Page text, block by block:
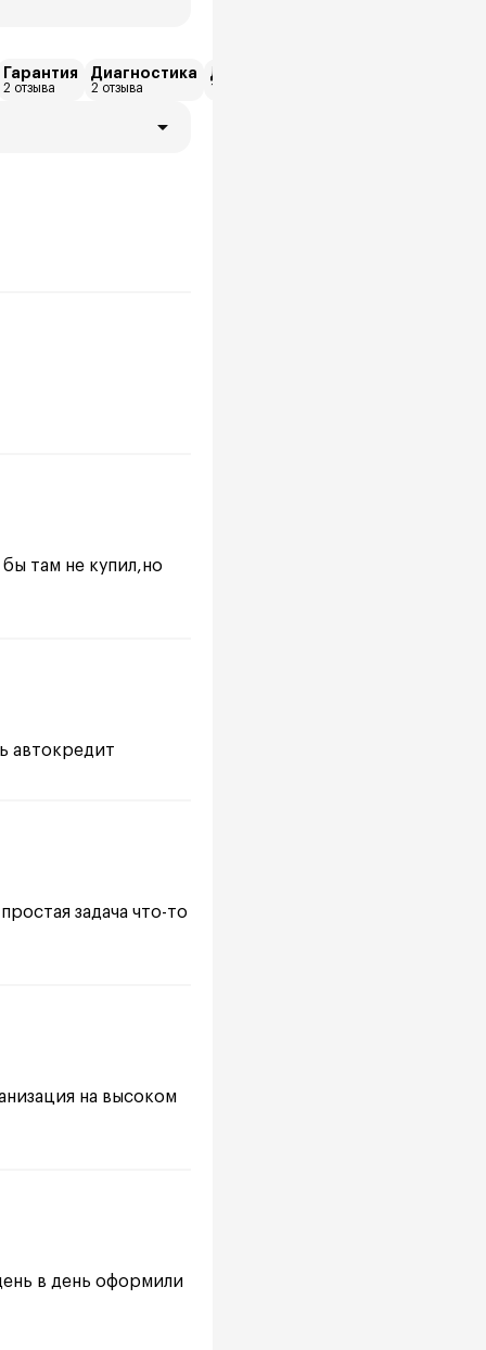
Гарантия
2 отзыва
Диагностика
2 отзыва
Другое
1 отзыва
там не купил,но
автокредит
задача что-то
на высоком
в день оформили